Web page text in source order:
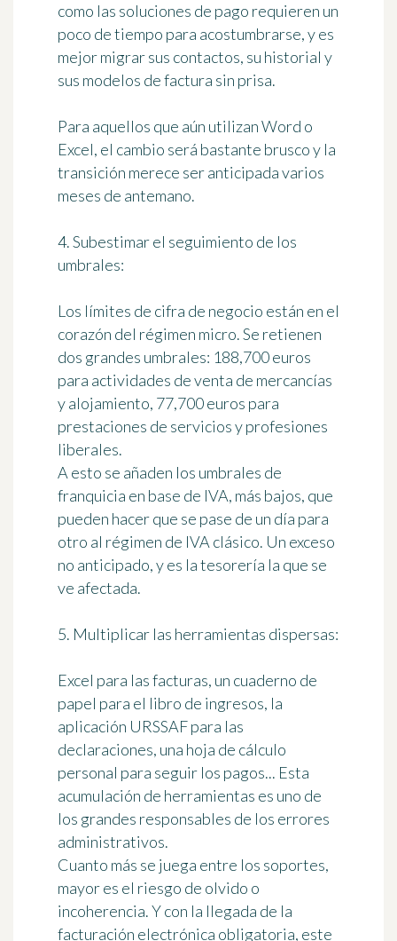
como las soluciones de pago requieren un
poco de tiempo para acostumbrarse, y es
mejor migrar sus contactos, su historial y
sus modelos de factura sin prisa.
Para aquellos que aún utilizan Word o
Excel, el cambio será bastante brusco y la
transición merece ser anticipada varios
meses de antemano.
4. Subestimar el seguimiento de los
umbrales:
Los límites de cifra de negocio están en el
corazón del régimen micro. Se retienen
dos grandes umbrales: 188,700 euros
para actividades de venta de mercancías
y alojamiento, 77,700 euros para
prestaciones de servicios y profesiones
liberales.
A esto se añaden los umbrales de
franquicia en base de IVA, más bajos, que
pueden hacer que se pase de un día para
otro al régimen de IVA clásico. Un exceso
no anticipado, y es la tesorería la que se
ve afectada.
5. Multiplicar las herramientas dispersas:
Excel para las facturas, un cuaderno de
papel para el libro de ingresos, la
aplicación URSSAF para las
declaraciones, una hoja de cálculo
personal para seguir los pagos... Esta
acumulación de herramientas es uno de
los grandes responsables de los errores
administrativos.
Cuanto más se juega entre los soportes,
mayor es el riesgo de olvido o
incoherencia. Y con la llegada de la
facturación electrónica obligatoria, este